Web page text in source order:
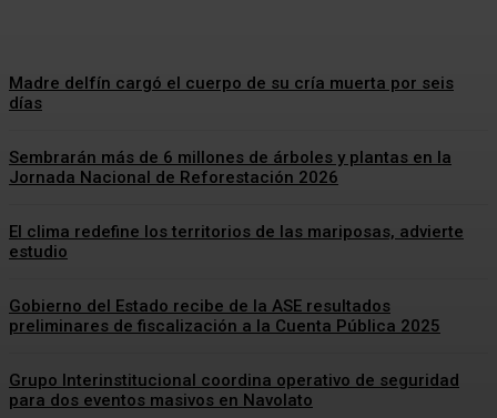
Madre delfín cargó el cuerpo de su cría muerta por seis
días
Sembrarán más de 6 millones de árboles y plantas en la
Jornada Nacional de Reforestación 2026
El clima redefine los territorios de las mariposas, advierte
estudio
Gobierno del Estado recibe de la ASE resultados
preliminares de fiscalización a la Cuenta Pública 2025
Grupo Interinstitucional coordina operativo de seguridad
para dos eventos masivos en Navolato